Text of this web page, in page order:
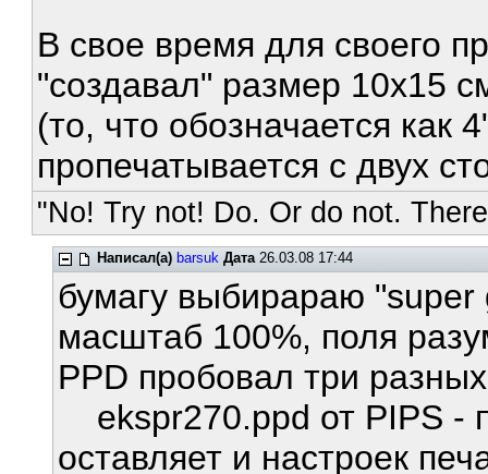
В свое время для своего
"создавал" размер 10x15
(то, что обозначается как
пропечатывается с двух
"No! Try not! Do. Or do not.
Написал(а) barsuk Дата26.03.08 17:44
бумагу выбирараю
масштаб 100%, поля
PPD пробовал три
ekspr270.ppd от PIPS -
оставляет и настроек